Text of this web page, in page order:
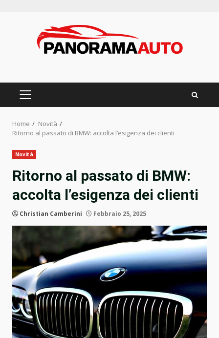
PRIMARY
Home
Novità
Ritorno al passato di BMW: accolta l’esigenza dei clienti
Novità
Ritorno al passato di BMW:
accolta l’esigenza dei clienti
Christian Camberini Febbraio 25, 2025